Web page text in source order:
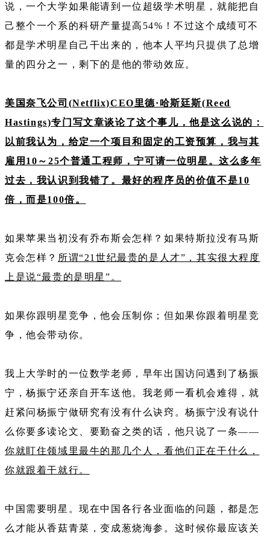
说，一个大学如果能请到一位超级学术明星，就能把自
己整个一个系的科研产量提高54%！不过这个成绩可不
都是学术明星自己干出来的，他本人平均只提供了总增
量的四分之一，剩下的是他的带动效应。
美国奈飞公司(Netflix)CEO里德·哈斯廷斯(Reed
Hastings)专门写文章谈论了这个事儿，他是这么说的：
以前我认为，给定一个项目和固定的工资预算，我与其
雇用10～25个普通工程师，宁可请一位明星。这么多年
过去，我认识到我错了。最好的程序员的价值不是10
倍，而是100倍。
如果苹果当初没有乔布斯会怎样？如果特斯拉没有马斯
克会怎样？ 所谓“21世纪最贵的是人才”，其实很大程度
上是说“最贵的是明星”。
如果你跟明星竞争，他会压制你；但如果你跟着明星竞
争，他会带动你。
我上大学时的一位数学老师，早年出国访问遇到了杨振
宁，杨振宁还亲自开车送他。我老师一看机会难得，就
赶紧问杨振宁做研究有没有什么诀窍。杨振宁没有说什
么你要多读论文、要勤奋之类的话，他只说了一条——
你就盯住领域里最牛的那几个人，看他们正在干什么，
你就跟着干就行。
中国需要明星。现在中国各行各业面临的问题，都是怎
么才能从香菇青菜，变成葱烧海参。这时候你最应该关